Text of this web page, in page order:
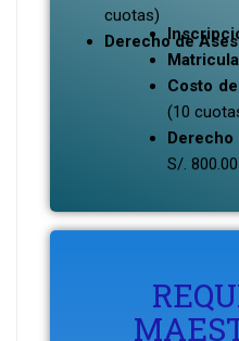
cuotas)
Derecho de
Costo
(10
S/. 800.00